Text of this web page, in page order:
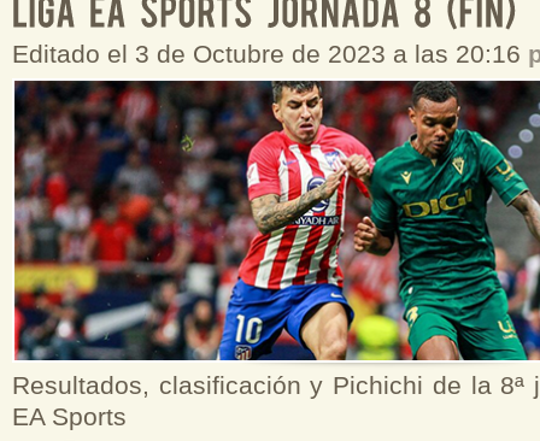
Editado el 3 de Octubre de 2023 a las 20:16
Resultados, clasificación y Pichichi de la 8ª
EA Sports